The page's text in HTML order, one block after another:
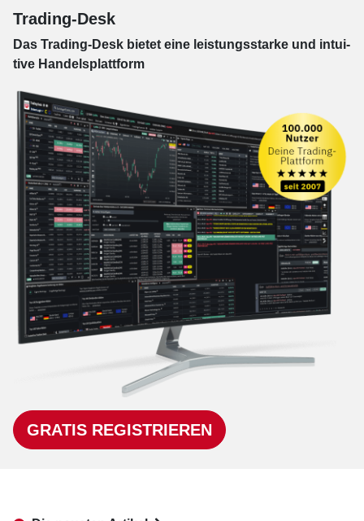
Trading-Desk
Das Trading-Desk bie­tet eine leis­tungs­star­ke und in­tui­
tive Han­dels­platt­form
GRATIS REGISTRIEREN